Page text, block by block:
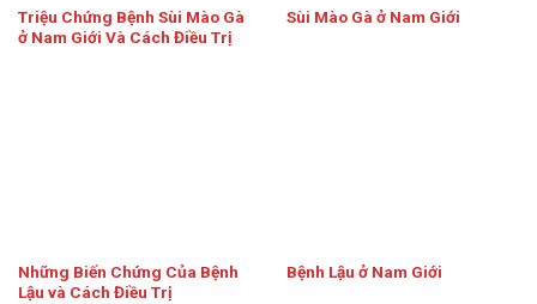
Triệu Chứng Bệnh Sùi Mào Gà
ở Nam Giới Và Cách Điều Trị
Sùi Mào Gà ở Nam Giới
Những Biến Chứng Của Bệnh
Lậu và Cách Điều Trị
Bệnh Lậu ở Nam Giới